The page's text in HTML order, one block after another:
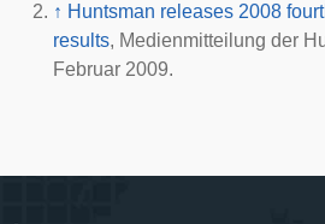
↑ Huntsman releases 2008
results, Medienmitteilung der
Februar 2009.